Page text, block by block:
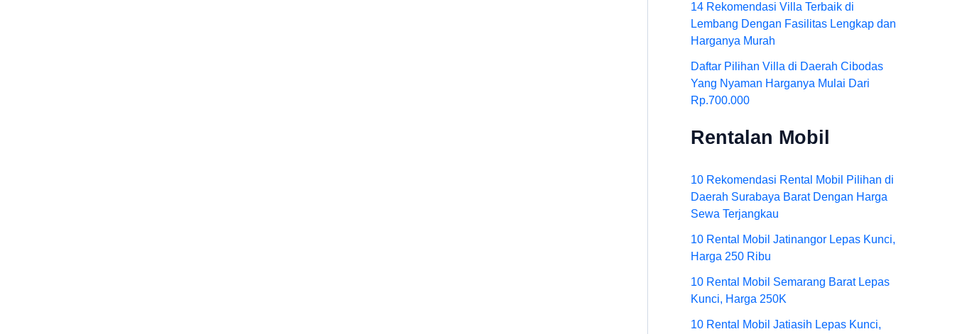
14 Rekomendasi Villa Terbaik di
Lembang Dengan Fasilitas Lengkap dan
Harganya Murah
Daftar Pilihan Villa di Daerah Cibodas
Yang Nyaman Harganya Mulai Dari
Rp.700.000
Rentalan Mobil
10 Rekomendasi Rental Mobil Pilihan di
Daerah Surabaya Barat Dengan Harga
Sewa Terjangkau
10 Rental Mobil Jatinangor Lepas Kunci,
Harga 250 Ribu
10 Rental Mobil Semarang Barat Lepas
Kunci, Harga 250K
10 Rental Mobil Jatiasih Lepas Kunci,